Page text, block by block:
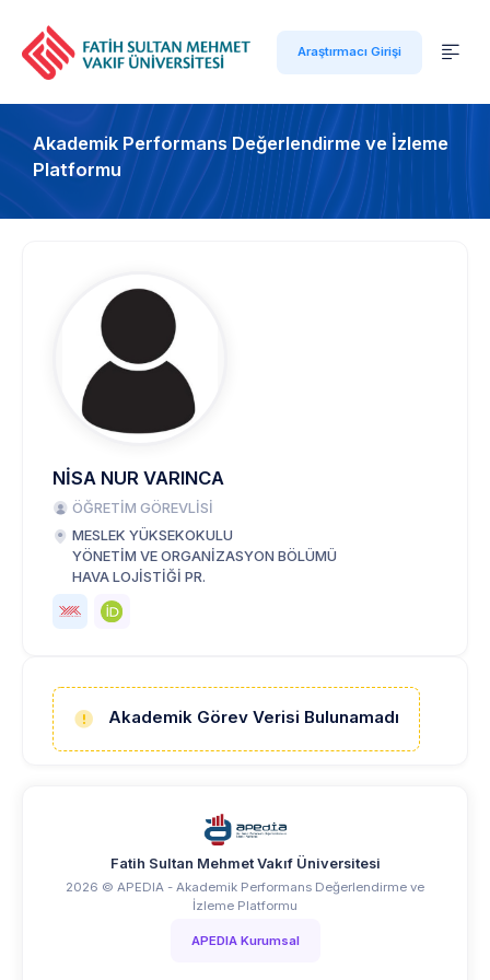
Araştırmacı Girişi
Akademik Performans Değerlendirme ve İzleme
Platformu
NİSA NUR VARINCA
ÖĞRETİM GÖREVLİSİ
MESLEK YÜKSEKOKULU
YÖNETİM VE ORGANİZASYON BÖLÜMÜ
HAVA LOJİSTİĞİ PR.
Akademik Görev Verisi Bulunamadı
Fatih Sultan Mehmet Vakıf Üniversitesi
2026 © APEDIA - Akademik Performans Değerlendirme ve
İzleme Platformu
APEDIA Kurumsal